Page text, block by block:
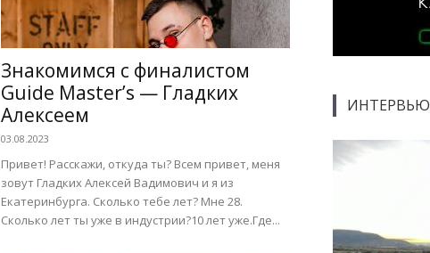
Знакомимся с финалистом
Guide Master’s — Гладких
Алексеем
03.08.2023
Привет! Расскажи, откуда ты? Всем привет, меня
зовут Гладких Алексей Вадимович и я из
Екатеринбурга. Сколько тебе лет? Мне 28.
Сколько лет ты уже в индустрии?10 лет уже.Где...
ИНТЕРВЬЮ